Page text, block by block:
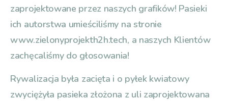
zaprojektowane przez naszych grafików! Pasieki
ich autorstwa umieściliśmy na stronie
www.zielonyprojekth2h.tech, a naszych Klientów
zachęcaliśmy do głosowania!
Rywalizacja była zacięta i o pyłek kwiatowy
zwyciężyła pasieka złożona z uli zaprojektowana